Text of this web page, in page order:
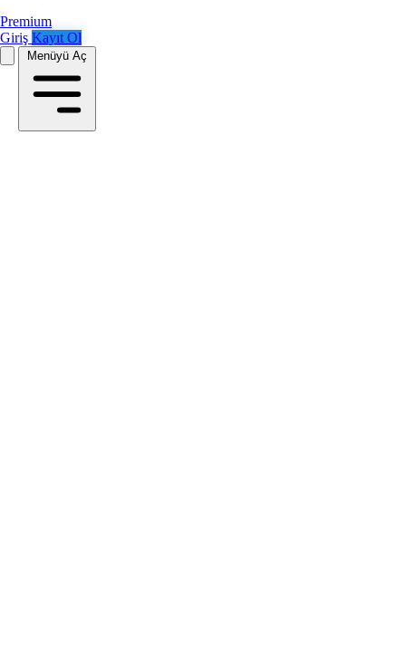
Premium
Giriş Kayıt Ol
Menüyü Aç